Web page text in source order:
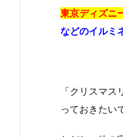
東京ディズニ
などのイルミ
「クリスマ
っておきたい